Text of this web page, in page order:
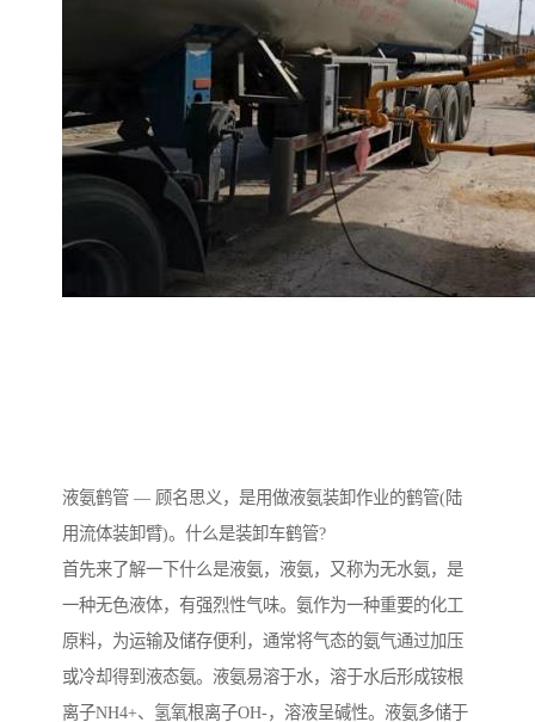
液氨鹤管 — 顾名思义，是用做液氨装卸作业的鹤管(陆
用流体装卸臂)。什么是装卸车鹤管?
首先来了解一下什么是液氨，液氨，又称为无水氨，是
一种无色液体，有强烈性气味。氨作为一种重要的化工
原料，为运输及储存便利，通常将气态的氨气通过加压
或冷却得到液态氨。液氨易溶于水，溶于水后形成铵根
离子NH4+、氢氧根离子OH-，溶液呈碱性。液氨多储于